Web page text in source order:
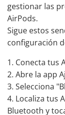
gestionar las
AirPods.
Sigue estos
configuración
Conecta tus
Abre la app
Selecciona
Localiza tus
Bluetooth y